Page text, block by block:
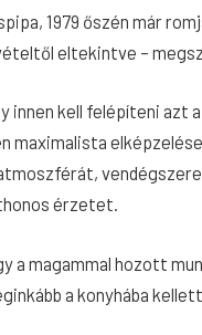
1979 őszén már
eltekintve –
kell felépíteni azt
maximalista
érzetet.
a magammal hozott
a konyhába